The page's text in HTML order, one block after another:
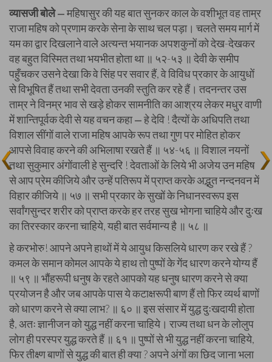
व्यासजी बोले— महिषासुर की यह बात सुनकर काल के वशीभूत वह ताम्र
राजा महिष को प्रणाम करके सेना के साथ चल पड़ा। चलते समय मार्ग में
यम का द्वार दिखलाने वाले अत्यन्त भयानक अपशकुनों को देख-देखकर
वह बहुत विस्मित तथा भयभीत होता था ॥ ५२-५३ ॥ देवी के समीप
पहुँचकर उसने देखा कि वे सिंह पर सवार हैं, वे विविध प्रकार के आयुधों
से विभूषित हैं तथा सभी देवता उनकी स्तुति कर रहे हैं। तदनन्तर उस
ताम्र ने विनम्र भाव से खड़े होकर सामनीति का आश्रय लेकर मधुर वाणी
में शान्तिपूर्वक देवी से यह वचन कहा— हे देवि ! दैत्यों के अधिपति तथा
विशाल सींगों वाले राजा महिष आपके रूप तथा गुण पर मोहित होकर
आपसे विवाह करने की अभिलाषा रखते हैं ॥ ५४-५६ ॥ विशाल नयनों
तथा सुकुमार अंगोंवाली हे सुन्दरि ! देवताओं के लिये भी अजेय उन महिष
से आप प्रेम कीजिये और उन्हें पतिरूप में प्राप्त करके अद्भुत नन्दनवन में
विहार कीजिये ॥ ५७ ॥ सभी प्रकार के सुखों के निधानस्वरूप इस
सर्वांगसुन्दर शरीर को प्राप्त करके हर तरह सुख भोगना चाहिये और दुःख
का तिरस्कार करना चाहिये, यही बात सर्वमान्य है ॥ ५८ ॥
हे करभोरु! आपने अपने हाथों में ये आयुध किसलिये धारण कर रखे हैं ?
कमल के समान कोमल आपके ये हाथ तो पुष्पों के गेंद धारण करने योग्य हैं
॥ ५९ ॥ भौंहरूपी धनुष के रहते आपको यह धनुष धारण करने से क्या
प्रयोजन है और जब आपके पास ये कटाक्षरूपी बाण हैं तो फिर व्यर्थ बाणों
को धारण करने से क्या लाभ? ॥ ६० ॥ इस संसार में युद्ध दुःखदायी होता
है, अतः ज्ञानीजन को युद्ध नहीं करना चाहिये। राज्य तथा धन के लोलुप
लोग ही परस्पर युद्ध करते हैं ॥ ६१ ॥ पुष्पों से भी युद्ध नहीं करना चाहिये,
फिर तीक्ष्ण बाणों से युद्ध की बात ही क्या ? अपने अंगों का छिद जाना भला